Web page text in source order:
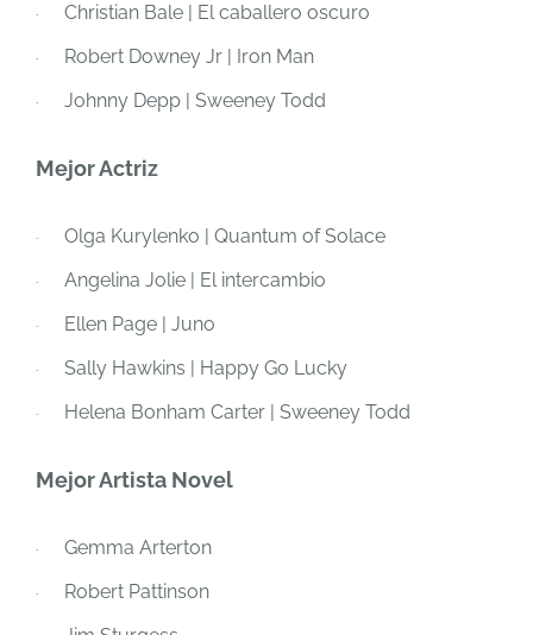
· Christian Bale | El caballero oscuro
· Robert Downey Jr | Iron Man
· Johnny Depp | Sweeney Todd
Mejor Actriz
· Olga Kurylenko | Quantum of Solace
· Angelina Jolie | El intercambio
· Ellen Page | Juno
· Sally Hawkins | Happy Go Lucky
· Helena Bonham Carter | Sweeney Todd
Mejor Artista Novel
· Gemma Arterton
· Robert Pattinson